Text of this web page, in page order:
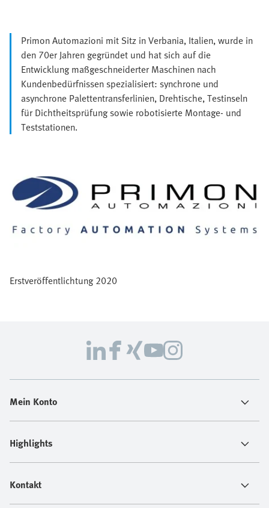
Primon Automazioni mit Sitz in Verbania, Italien, wurde in
den 70er Jahren gegründet und hat sich auf die
Entwicklung maßgeschneiderter Maschinen nach
Kundenbedürfnissen spezialisiert: synchrone und
asynchrone Palettentransferlinien, Drehtische, Testinseln
für Dichtheitsprüfung sowie robotisierte Montage- und
Teststationen.
Erstveröffentlichtung 2020
Mein Konto
Highlights
Kontakt